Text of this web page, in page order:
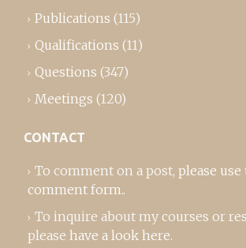
Publications (115)
Qualifications (11)
Questions (347)
Meetings (120)
CONTACT
To comment on a post, please use
comment form..
To inquire about my courses or
please have a look here.